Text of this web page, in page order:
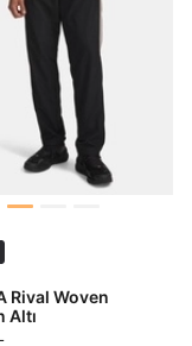
Rival Woven
Altı